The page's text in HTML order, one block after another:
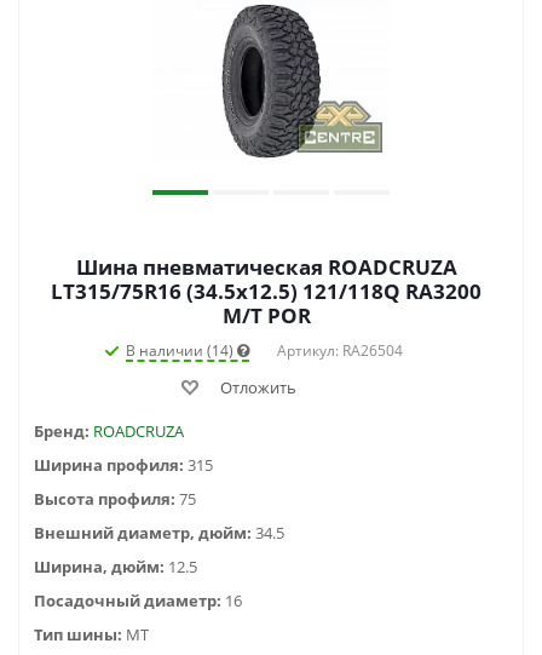
Шина пневматическая ROADCRUZA
LT315/75R16 (34.5x12.5) 121/118Q RA3200
M/T POR
В наличии (14) Артикул: RA26504
Отложить
Бренд: ROADCRUZA
Ширина профиля: 315
Высота профиля: 75
Внешний диаметр, дюйм: 34.5
Ширина, дюйм: 12.5
Посадочный диаметр: 16
Тип шины: MT